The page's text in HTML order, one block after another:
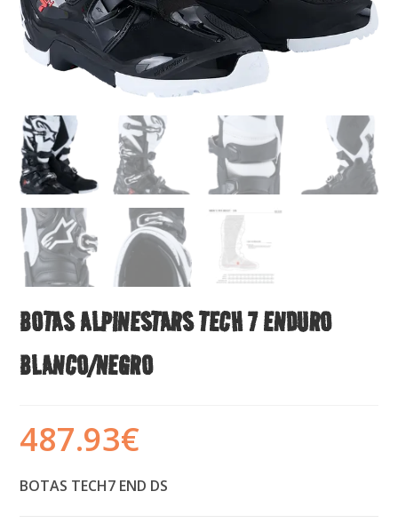
BOTAS ALPINESTARS TECH 7 ENDURO
BLANCO/NEGRO
487.93€
BOTAS TECH7 END DS